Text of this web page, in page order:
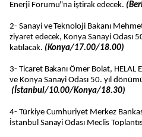
Enerji Forumu"na iştirak edecek.
2- Sanayi ve Teknoloji Bakanı
ziyaret edecek, Konya Sanayi Odası
katılacak. (Konya/17.00/18.00)
3- Ticaret Bakanı Ömer Bolat, HELAL
ve Konya Sanayi Odası 50. yıl
(İstanbul/10.00/Konya/18.30)
4- Türkiye Cumhuriyet Merkez
İstanbul Sanayi Odası Meclis